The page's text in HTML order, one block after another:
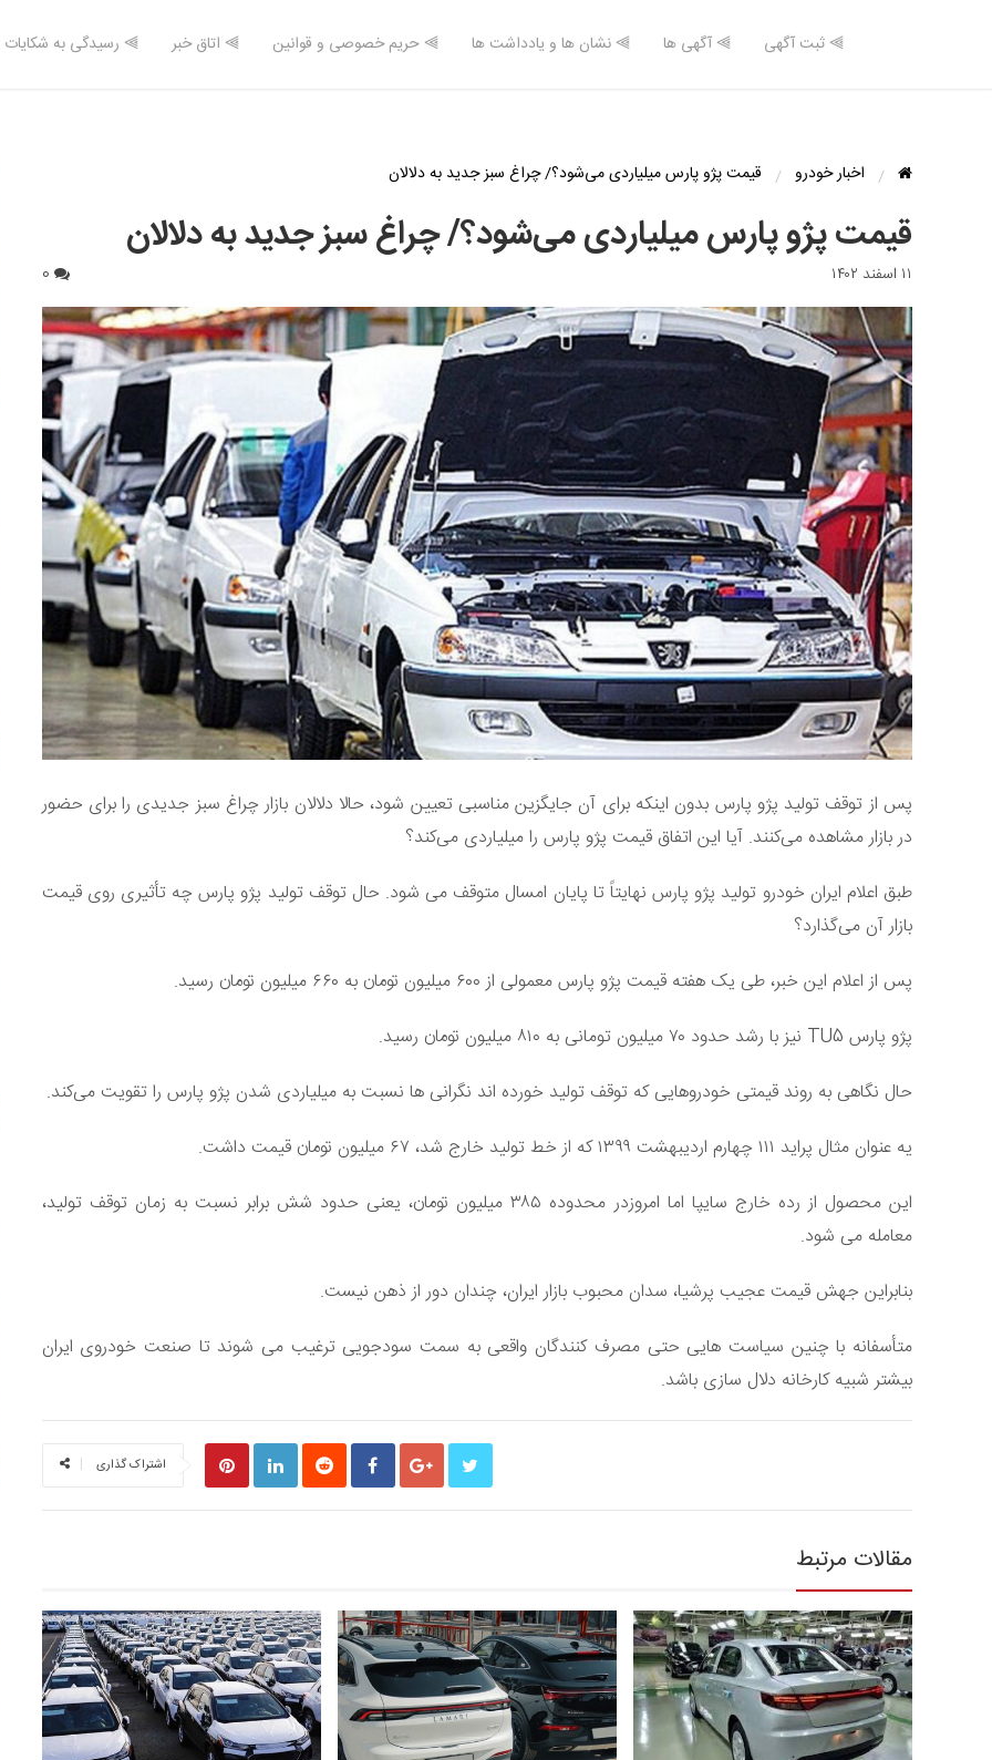
⫸ ثبت آگهی ⫸ آگهی ها ⫸ نشان ها و یادداشت ها ⫸ حریم خصوصی و قوانین ⫸ اتاق خبر ⫸ رسیدگی به شکایات
اخبار خودرو قیمت پژو پارس میلیاردی می‌شود؟/ چراغ سبز جدید به دلالان
قیمت پژو پارس میلیاردی می‌شود؟/ چراغ سبز جدید به دلالان
۱۱ اسفند ۱۴۰۲
پس از توقف تولید پژو پارس بدون اینکه برای آن جایگزین مناسبی تعیین شود، حالا دلالان بازار چراغ سبز جدیدی را برای حضور
در بازار مشاهده می‌کنند. آیا این اتفاق قیمت پژو پارس را میلیاردی می‌کند؟
طبق اعلام ایران خودرو تولید پژو پارس نهایتاً تا پایان امسال متوقف می شود. حال توقف تولید پژو پارس چه تأثیری روی قیمت
بازار آن می‌گذارد؟
پس از اعلام این خبر، طی یک هفته قیمت پژو پارس معمولی از ۶۰۰ میلیون تومان به ۶۶۰ میلیون تومان رسید.
پژو پارس TU5 نیز با رشد حدود ۷۰ میلیون تومانی به ۸۱۰ میلیون تومان رسید.
حال نگاهی به روند قیمتی خودروهایی که توقف تولید خورده اند نگرانی ها نسبت به میلیاردی شدن پژو پارس را تقویت می‌کند.
یه عنوان مثال پراید ۱۱۱ چهارم اردیبهشت ۱۳۹۹ که از خط تولید خارج شد، ۶۷ میلیون تومان قیمت داشت.
این محصول از رده خارج سایپا اما امروزدر محدوده ۳۸۵ میلیون تومان، یعنی حدود شش برابر نسبت به زمان توقف تولید،
معامله می شود.
بنابراین جهش قیمت عجیب پرشیا، سدان محبوب بازار ایران، چندان دور از ذهن نیست.
متأسفانه با چنین سیاست هایی حتی مصرف کنندگان واقعی به سمت سودجویی ترغیب می شوند تا صنعت خودروی ایران
بیشتر شبیه کارخانه دلال سازی باشد.
اشتراک گذاری
مقالات مرتبط